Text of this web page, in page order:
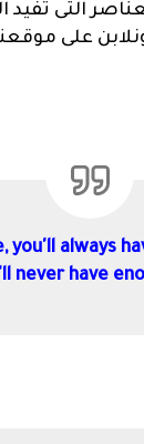
التى تفيد
على
you'll always
never have